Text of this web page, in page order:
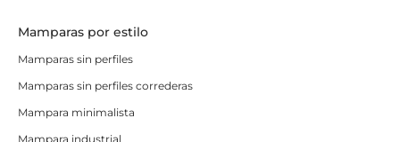
Mamparas por estilo
Mamparas sin perfiles
Mamparas sin perfiles correderas
Mampara minimalista
Mampara industrial